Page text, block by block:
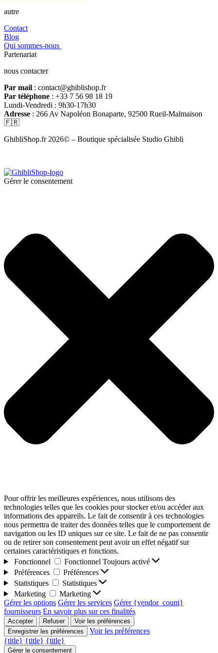
autre
Contact
Blog
Qui sommes-nous
Partenariat
nous contacter
Par mail : contact@ghiblishop.fr
Par téléphone : +33 7 56 98 18 19
Lundi-Vendredi : 9h30-17h30
Adresse : 266 Av Napoléon Bonaparte, 92500 Rueil-Malmaison
🇫🇷
GhibliShop.fr 2026© – Boutique spécialisée Studio Ghibli
Gérer le consentement
Pour offrir les meilleures expériences, nous utilisons des
technologies telles que les cookies pour stocker et/ou accéder aux
informations des appareils. Le fait de consentir à ces technologies
nous permettra de traiter des données telles que le comportement de
navigation ou les ID uniques sur ce site. Le fait de ne pas consentir
ou de retirer son consentement peut avoir un effet négatif sur
certaines caractéristiques et fonctions.
Fonctionnel
Fonctionnel Toujours activé
Préférences
Préférences
Statistiques
Statistiques
Marketing
Marketing
Gérer les options Gérer les services Gérer {vendor_count}
fournisseurs En savoir plus sur ces finalités
Accepter Refuser
Voir les préférences
Enregistrer les préférences
Voir les préférences
{title} {title} {title}
Gérer le consentement